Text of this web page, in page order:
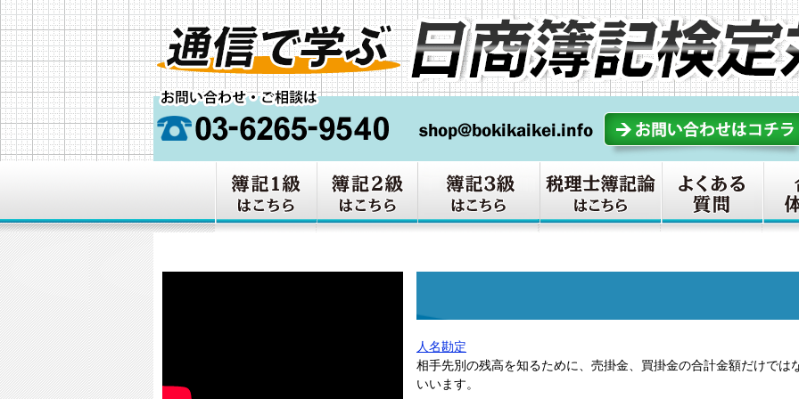
人名勘定
相手先別の残高を知るために、売掛金、買掛金の合計金額だけでは
いいます。